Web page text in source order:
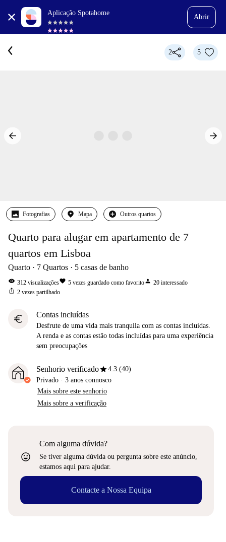
Aplicação Spotahome
Abrir
2 5
Fotografias Mapa Outros quartos
Quarto para alugar em apartamento de 7
quartos em Lisboa
Quarto 7 Quartos 5 casas de banho
visibility 312 visualizaçõesfavorite 5 vezes guardado como favoritoperson 20 interessado
ios_share 2 vezes partilhado
euro Contas incluídas
Desfrute de uma vida mais tranquila com as contas incluídas.
A renda e as contas estão todas incluídas para uma experiência
sem preocupações
Senhorio verificadostar4.3 (40)
Privado · 3 anos connosco
Mais sobre este senhorio
Mais sobre a verificação
sentiment_very_satisfied
Com alguma dúvida?
Se tiver alguma dúvida ou pergunta sobre este anúncio,
estamos aqui para ajudar.
Contacte a Nossa Equipa